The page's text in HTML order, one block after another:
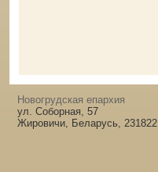
Новогрудская епархия
ул. Соборная, 57
Жировичи, Беларусь, 231822